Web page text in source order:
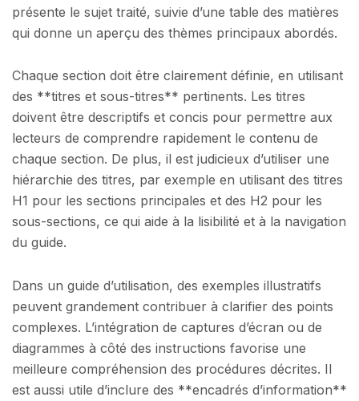
présente le sujet traité, suivie d’une table des matières
qui donne un aperçu des thèmes principaux abordés.
Chaque section doit être clairement définie, en utilisant
des **titres et sous-titres** pertinents. Les titres
doivent être descriptifs et concis pour permettre aux
lecteurs de comprendre rapidement le contenu de
chaque section. De plus, il est judicieux d’utiliser une
hiérarchie des titres, par exemple en utilisant des titres
H1 pour les sections principales et des H2 pour les
sous-sections, ce qui aide à la lisibilité et à la navigation
du guide.
Dans un guide d’utilisation, des exemples illustratifs
peuvent grandement contribuer à clarifier des points
complexes. L’intégration de captures d’écran ou de
diagrammes à côté des instructions favorise une
meilleure compréhension des procédures décrites. Il
est aussi utile d’inclure des **encadrés d’information**